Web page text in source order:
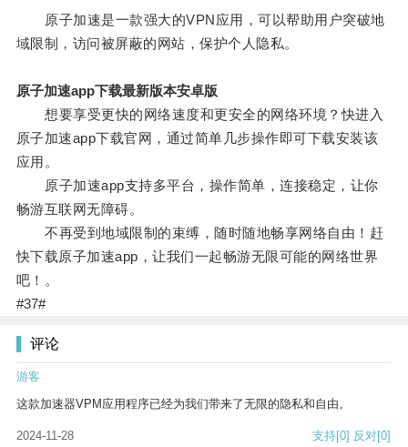
原子加速是一款强大的VPN应用，可以帮助用户突破地
域限制，访问被屏蔽的网站，保护个人隐私。
原子加速app下载最新版本安卓版
想要享受更快的网络速度和更安全的网络环境？快进入
原子加速app下载官网，通过简单几步操作即可下载安装该
应用。
原子加速app支持多平台，操作简单，连接稳定，让你
畅游互联网无障碍。
不再受到地域限制的束缚，随时随地畅享网络自由！赶
快下载原子加速app，让我们一起畅游无限可能的网络世界
吧！。
#37#
评论
游客
这款加速器VPM应用程序已经为我们带来了无限的隐私和自由。
2024-11-28 支持[0] 反对[0]